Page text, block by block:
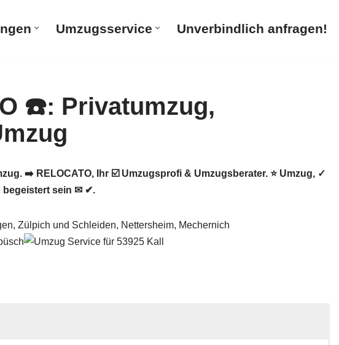
Umzugsservice Unverbindlich anfragen!
➡️ RELOCATO, Ihr ☑️ Umzugsprofi & Umzugsberater. ⭐ Umzug, ✓
begeistert sein ✉ ✔.